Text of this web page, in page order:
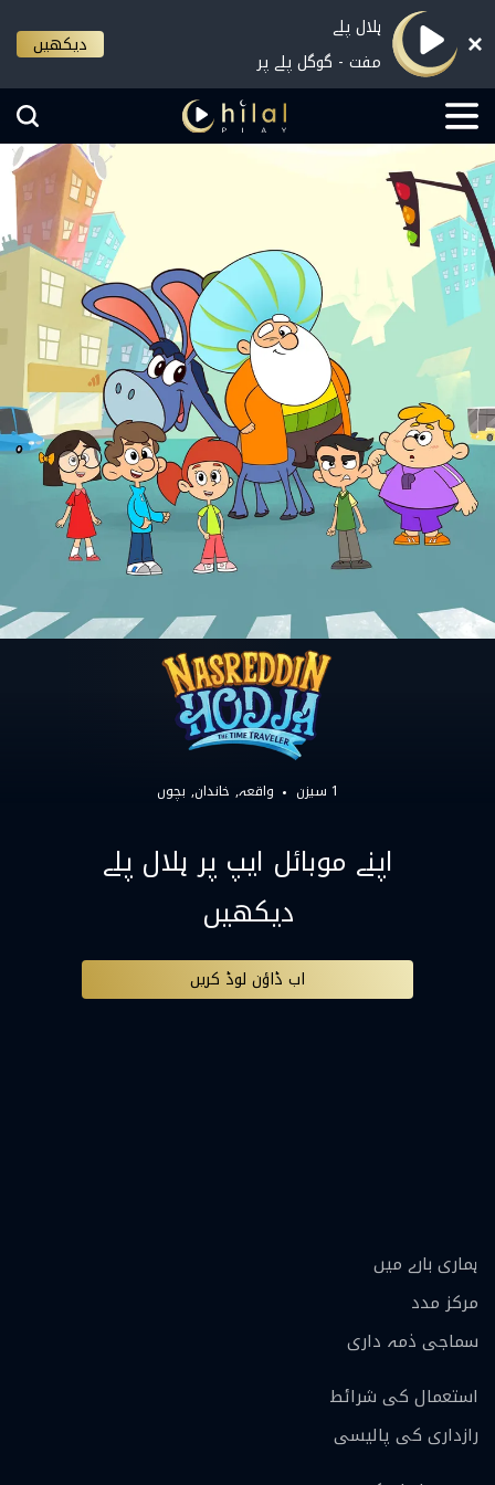
ہلال پلے
مفت - گوگل پلے پر
دیکھیں
1 سیزن واقعہ خاندان بچوں
اپنے موبائل ایپ پر ہلال پلے
دیکھیں
اب ڈاؤن لوڈ کریں
ہماری بارے ميں
مرکز مدد
سماجی ذمہ داری
استعمال کی شرائط
رازداری کی پالیسی